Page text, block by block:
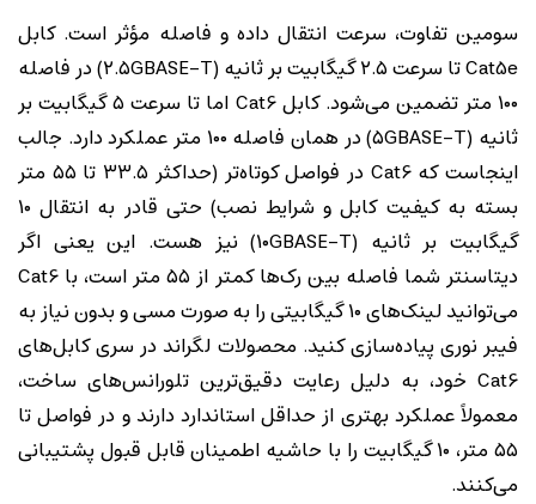
سومین تفاوت، سرعت انتقال داده و فاصله مؤثر است. کابل
Cat5e تا سرعت ۲.۵ گیگابیت بر ثانیه (۲.۵GBASE-T) در فاصله
۱۰۰ متر تضمین می‌شود. کابل Cat6 اما تا سرعت ۵ گیگابیت بر
ثانیه (۵GBASE-T) در همان فاصله ۱۰۰ متر عملکرد دارد. جالب
اینجاست که Cat6 در فواصل کوتاه‌تر (حداکثر ۳۳.۵ تا ۵۵ متر
بسته به کیفیت کابل و شرایط نصب) حتی قادر به انتقال ۱۰
گیگابیت بر ثانیه (۱۰GBASE-T) نیز هست. این یعنی اگر
دیتاسنتر شما فاصله بین رک‌ها کمتر از ۵۵ متر است، با Cat6
می‌توانید لینک‌های ۱۰ گیگابیتی را به صورت مسی و بدون نیاز به
فیبر نوری پیاده‌سازی کنید. محصولات لگراند در سری کابل‌های
Cat6 خود، به دلیل رعایت دقیق‌ترین تلورانس‌های ساخت،
معمولاً عملکرد بهتری از حداقل استاندارد دارند و در فواصل تا
۵۵ متر، ۱۰ گیگابیت را با حاشیه اطمینان قابل قبول پشتیبانی
می‌کنند.